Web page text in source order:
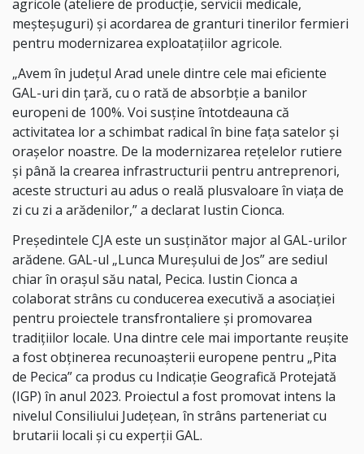
agricole (ateliere de producție, servicii medicale,
meșteșuguri) și acordarea de granturi tinerilor fermieri
pentru modernizarea exploatațiilor agricole.
„Avem în județul Arad unele dintre cele mai eficiente
GAL-uri din țară, cu o rată de absorbție a banilor
europeni de 100%. Voi susține întotdeauna că
activitatea lor a schimbat radical în bine fața satelor și
orașelor noastre. De la modernizarea rețelelor rutiere
și până la crearea infrastructurii pentru antreprenori,
aceste structuri au adus o reală plusvaloare în viața de
zi cu zi a arădenilor,” a declarat Iustin Cionca.
Președintele CJA este un susținător major al GAL-urilor
arădene. GAL-ul „Lunca Mureșului de Jos” are sediul
chiar în orașul său natal, Pecica. Iustin Cionca a
colaborat strâns cu conducerea executivă a asociației
pentru proiectele transfrontaliere și promovarea
tradițiilor locale. Una dintre cele mai importante reușite
a fost obținerea recunoașterii europene pentru „Pita
de Pecica” ca produs cu Indicație Geografică Protejată
(IGP) în anul 2023. Proiectul a fost promovat intens la
nivelul Consiliului Județean, în strâns parteneriat cu
brutarii locali și cu experții GAL.